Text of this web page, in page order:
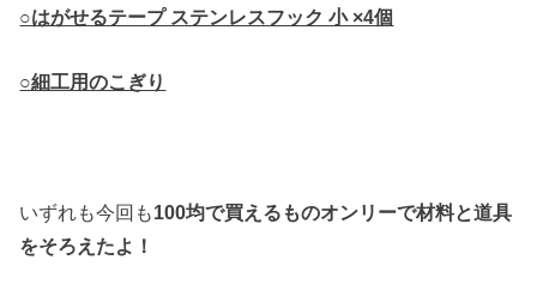
○はがせるテープ ステンレスフック 小 ×4個
○細工用のこぎり
いずれも今回も100均で買えるものオンリーで材料と道具
をそろえたよ！